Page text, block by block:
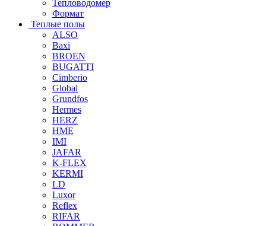
Тепловодомер
Формат
Теплые полы
ALSO
Baxi
BROEN
BUGATTI
Cimberio
Global
Grundfos
Hermes
HERZ
HME
IMI
JAFAR
K-FLEX
KERMI
LD
Luxor
Reflex
RIFAR